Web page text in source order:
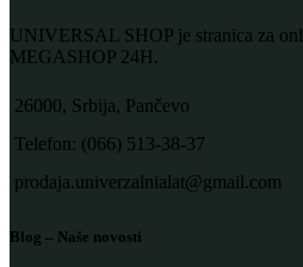
UNIVERSAL SHOP je stranica za
MEGASHOP 24H.
26000, Srbija, Pančevo
Telefon: (066) 513-38-37
prodaja.univerzalnialat@gmail.com
Blog – Naše novosti